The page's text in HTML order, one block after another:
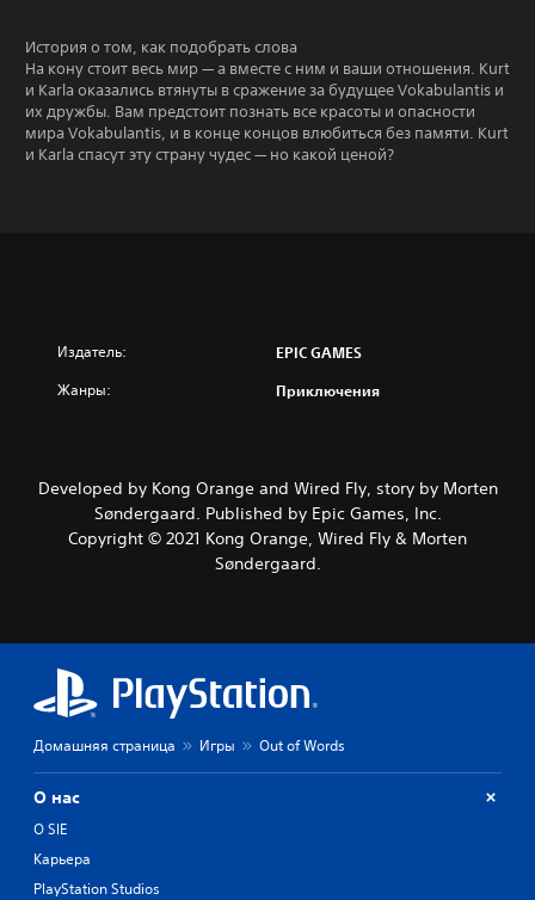
История о том, как подобрать слова
На кону стоит весь мир — а вместе с ним и ваши отношения. Kurt
и Karla оказались втянуты в сражение за будущее Vokabulantis и
их дружбы. Вам предстоит познать все красоты и опасности
мира Vokabulantis, и в конце концов влюбиться без памяти. Kurt
и Karla спасут эту страну чудес — но какой ценой?
Издатель: EPIC GAMES
Жанры: Приключения
Developed by Kong Orange and Wired Fly, story by Morten
Søndergaard. Published by Epic Games, Inc.
Copyright © 2021 Kong Orange, Wired Fly & Morten
Søndergaard.
Домашняя страница Игры Out of Words
О нас
О SIE
Карьера
PlayStation Studios